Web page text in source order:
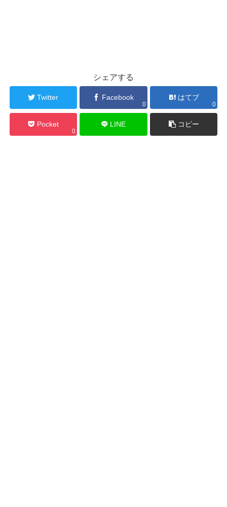
シェアする
Twitter Facebook
0
はてブ
0
Pocket
0
LINE コピー